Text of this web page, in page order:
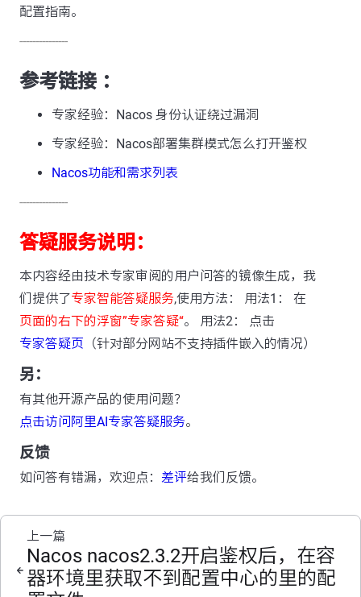
配置指南。
---------------
参考链接 ：
专家经验：Nacos 身份认证绕过漏洞
专家经验：Nacos部署集群模式怎么打开鉴权
Nacos功能和需求列表
---------------
答疑服务说明：
本内容经由技术专家审阅的用户问答的镜像生成，我
们提供了专家智能答疑服务,使用方法： 用法1： 在
页面的右下的浮窗”专家答疑“。 用法2： 点击
专家答疑页 （针对部分网站不支持插件嵌入的情况）
另：
有其他开源产品的使用问题？
点击访问阿里AI专家答疑服务。
反馈
如问答有错漏，欢迎点： 差评给我们反馈。
上一篇
Nacos nacos2.3.2开启鉴权后，在容
器环境里获取不到配置中心的里的配